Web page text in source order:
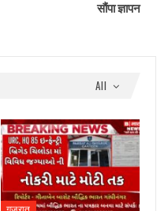
सौंपा ज्ञापन
All